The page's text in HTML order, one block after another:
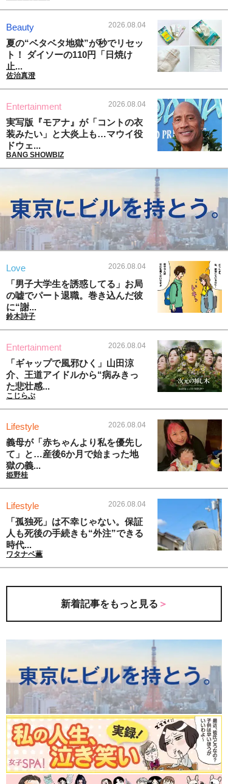
Beauty 2026.08.04
夏の“ベタベタ地獄”が秒でリセッ
ト！ ダイソーの110円「日焼け
止...
佐治真澄
Entertainment 2026.08.04
実写版『モアナ』が「コントの衣
装みたい」と大炎上も…マウイ役
ドウェ...
BANG SHOWBIZ
Love 2026.08.04
「男子大学生を誘惑してる」お局
の嘘でパート退職。巻き込んだ彼
に“謝...
鈴木詩子
Entertainment 2026.08.04
「ギャップで風邪ひく」山田涼
介、王道アイドルから“病みきっ
た悲壮感...
こじらぶ
Lifestyle 2026.08.04
義母が「赤ちゃんより私を優先し
て」と…産後6か月で始まった地
獄の義...
姫野桂
Lifestyle 2026.08.04
「孤独死」は不幸じゃない。保証
人も死後の手続きも“外注”できる
時代...
ワタナベ薫
新着記事をもっと見る